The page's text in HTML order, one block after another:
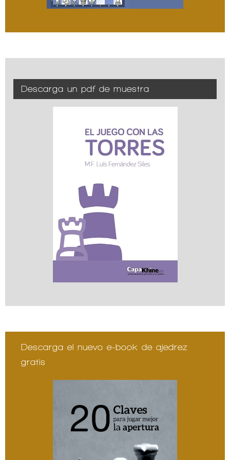
Descarga un pdf de muestra
Descarga el nuevo e-book de ajedrez
gratis